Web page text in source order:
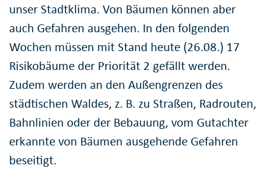
unser Stadtklima. Von Bäumen können aber
auch Gefahren ausgehen. In den folgenden
Wochen müssen mit Stand heute (26.08.) 17
Risikobäume der Priorität 2 gefällt werden.
Zudem werden an den Außengrenzen des
städtischen Waldes, z. B. zu Straßen, Radrouten,
Bahnlinien oder der Bebauung, vom Gutachter
erkannte von Bäumen ausgehende Gefahren
beseitigt.